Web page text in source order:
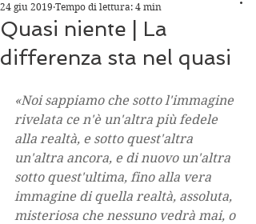
Quasi niente | La
differenza sta nel quasi
24 giu 2019 Tempo di lettura: 4 min
«Noi sappiamo che sotto l'immagine
rivelata ce n'è un'altra più fedele
alla realtà, e sotto quest'altra
un'altra ancora, e di nuovo un'altra
sotto quest'ultima, fino alla vera
immagine di quella realtà, assoluta,
misteriosa che nessuno vedrà mai, o